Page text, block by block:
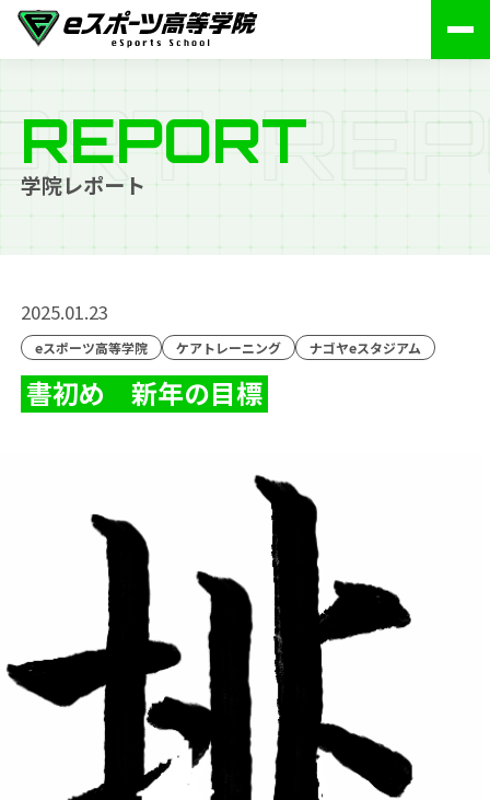
RT R E P
REPORT
学院レポート
2025.01.23
eスポーツ高等学院 ケアトレーニング ナゴヤeスタジアム
書初め 新年の目標